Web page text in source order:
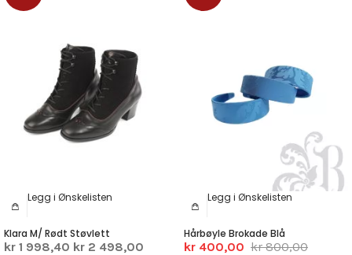
Legg i Ønskelisten
Klara M/ Rødt Støvlett
kr 1 998,40 kr 2 498,00
Legg i Ønskelisten
Hårbøyle Brokade Blå
kr 400,00 kr 800,00